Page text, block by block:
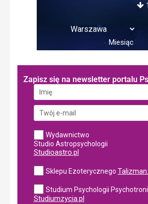
Miesiąc
Zapisz się na newsletter portalu
Wydawnictwo
Studio Astropsychologii
Studioastro.pl
Sklepu Ezoterycznego
Studium Psychologii
Studiumzycia.pl